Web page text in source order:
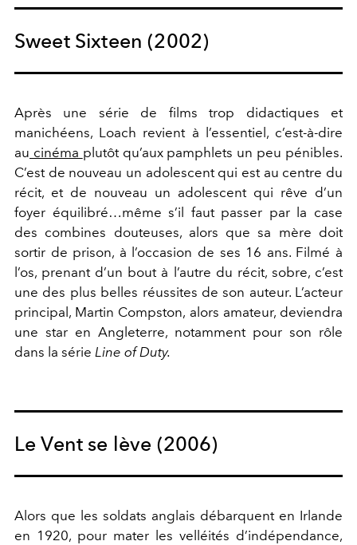
Sweet Sixteen (2002)
Après une série de films trop didactiques et
manichéens, Loach revient à l’essentiel, c’est-à-dire
au cinéma plutôt qu’aux pamphlets un peu pénibles.
C’est de nouveau un adolescent qui est au centre du
récit, et de nouveau un adolescent qui rêve d’un
foyer équilibré…même s’il faut passer par la case
des combines douteuses, alors que sa mère doit
sortir de prison, à l’occasion de ses 16 ans. Filmé à
l’os, prenant d’un bout à l’autre du récit, sobre, c’est
une des plus belles réussites de son auteur. L’acteur
principal, Martin Compston, alors amateur, deviendra
une star en Angleterre, notamment pour son rôle
dans la série Line of Duty.
Le Vent se lève (2006)
Alors que les soldats anglais débarquent en Irlande
en 1920, pour mater les velléités d’indépendance,